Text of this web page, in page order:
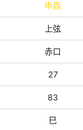
申酉
上弦
赤口
27
83
巳